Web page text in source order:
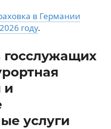
в Германии
году.
госслужащих
и
услуги